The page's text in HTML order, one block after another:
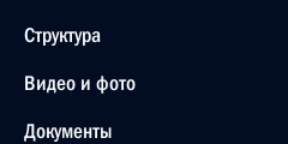
Структура
Видео и фото
Документы